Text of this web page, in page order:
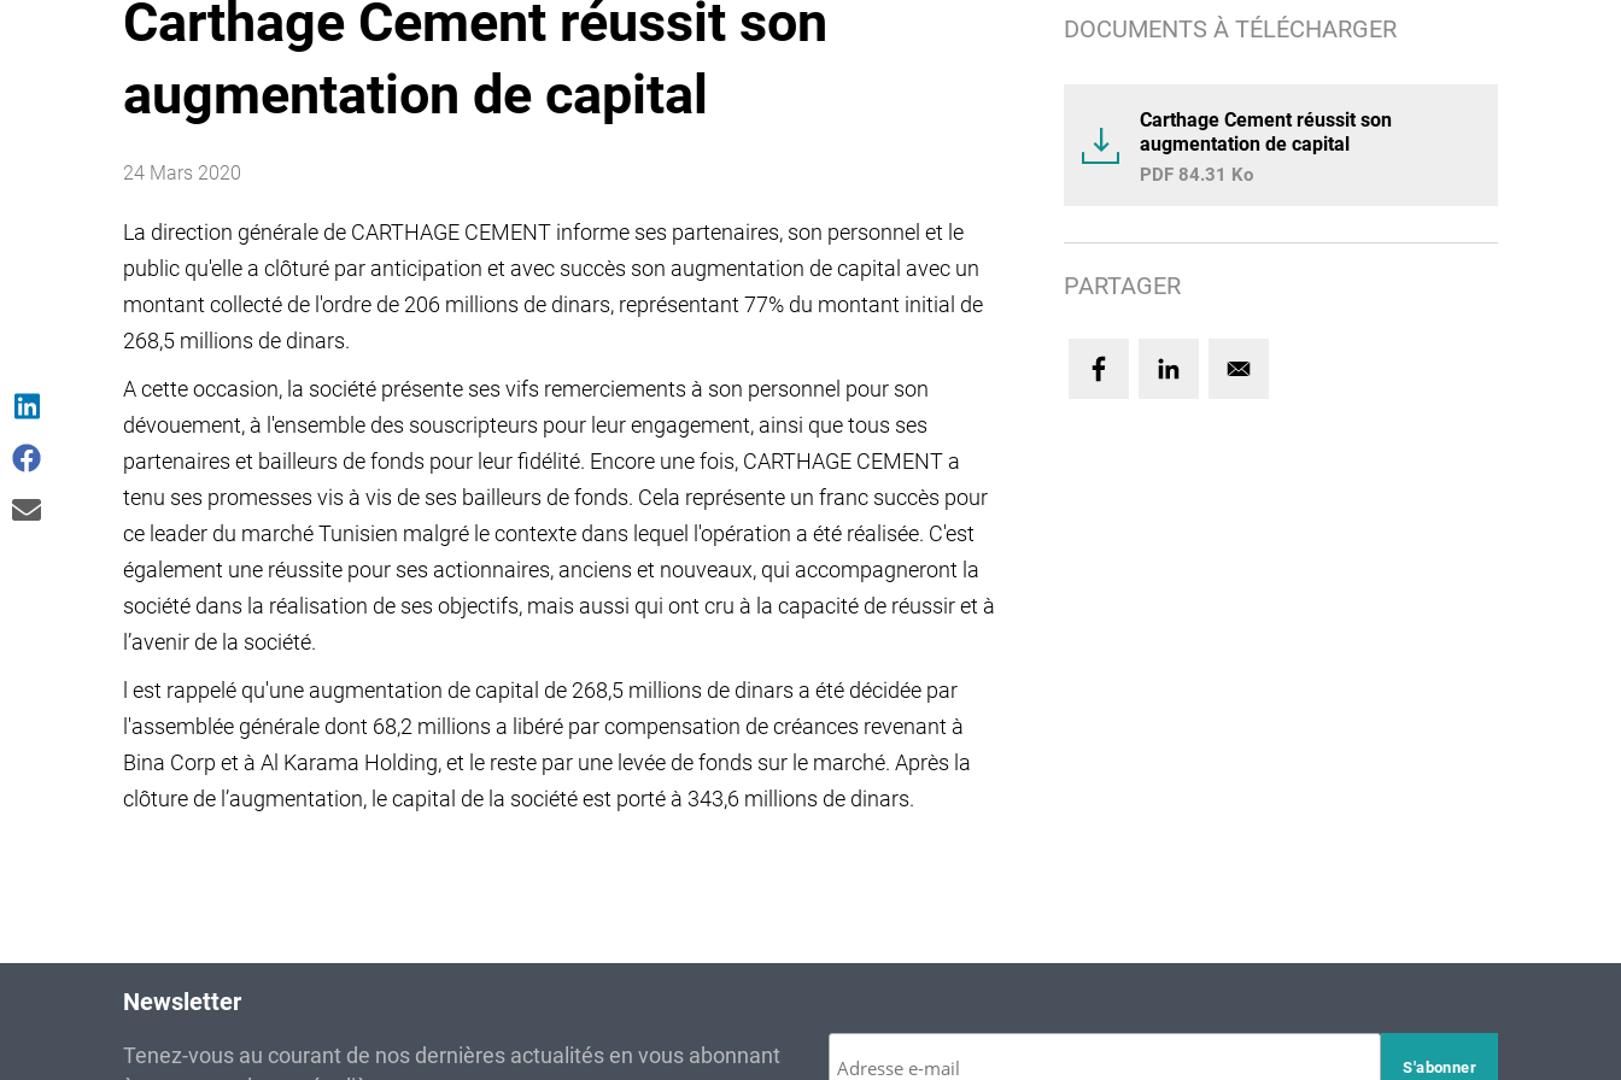
Carthage Cement réussit son
augmentation de capital
24 Mars 2020
La direction générale de CARTHAGE CEMENT informe ses partenaires, son personnel et le
public qu'elle a clôturé par anticipation et avec succès son augmentation de capital avec un
montant collecté de l'ordre de 206 millions de dinars, représentant 77% du montant initial de
268,5 millions de dinars.
A cette occasion, la société présente ses vifs remerciements à son personnel pour son
dévouement, à l'ensemble des souscripteurs pour leur engagement, ainsi que tous ses
partenaires et bailleurs de fonds pour leur fidélité. Encore une fois, CARTHAGE CEMENT a
tenu ses promesses vis à vis de ses bailleurs de fonds. Cela représente un franc succès pour
ce leader du marché Tunisien malgré le contexte dans lequel l'opération a été réalisée. C'est
également une réussite pour ses actionnaires, anciens et nouveaux, qui accompagneront la
société dans la réalisation de ses objectifs, mais aussi qui ont cru à la capacité de réussir et à
l’avenir de la société.
l est rappelé qu'une augmentation de capital de 268,5 millions de dinars a été décidée par
l'assemblée générale dont 68,2 millions a libéré par compensation de créances revenant à
Bina Corp et à Al Karama Holding, et le reste par une levée de fonds sur le marché. Après la
clôture de l’augmentation, le capital de la société est porté à 343,6 millions de dinars.
DOCUMENTS À TÉLÉCHARGER
Carthage Cement réussit son
augmentation de capital
84.31 Ko
PARTAGER
Newsletter
Tenez-vous au courant de nos dernières actualités en vous abonnant